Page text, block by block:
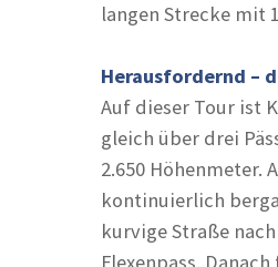
langen Strecke mit
Herausfordernd –
Auf dieser Tour ist
gleich über drei
2.650 Höhenmeter.
kontinuierlich
kurvige Straße